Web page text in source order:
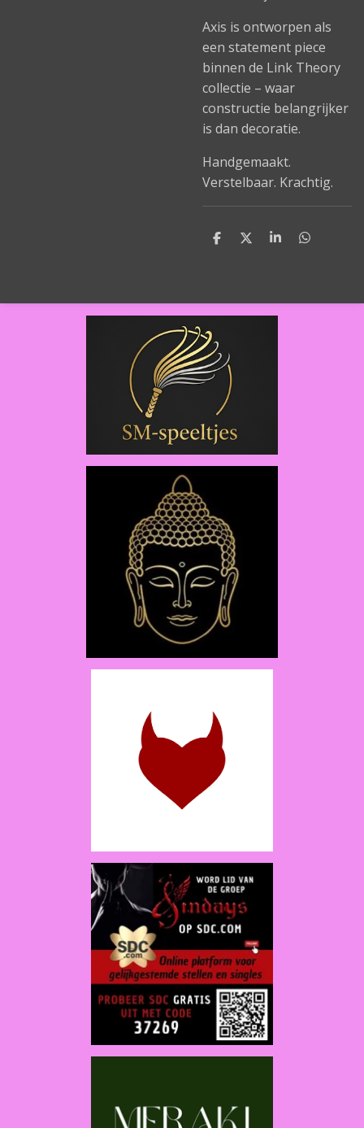
Axis is ontworpen als
een statement piece
binnen de Link Theory
collectie – waar
constructie belangrijker
is dan decoratie.
Handgemaakt.
Verstelbaar. Krachtig.
D
D
S
D